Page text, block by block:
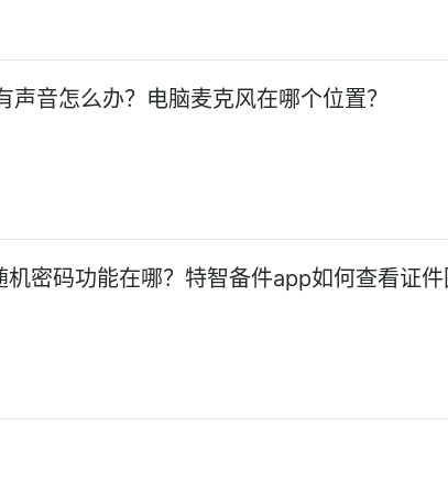
声音怎么办？电脑麦克风在哪个位置？
密码功能在哪？特智备件app如何查看证